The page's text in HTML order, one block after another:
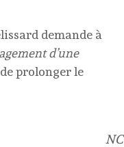
demande à
d’une
prolonger le
NC